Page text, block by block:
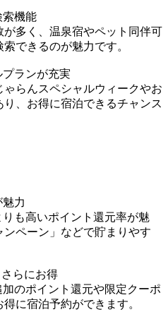
索機能
多く、温泉宿やペット同伴可
できるのが魅力です。
ランが充実
らんスペシャルウィークやお
、お得に宿泊できるチャンス
力
も高いポイント還元率が魅
ペーン」などで貯まりやす
らにお得
のポイント還元や限定クーポ
に宿泊予約ができます。